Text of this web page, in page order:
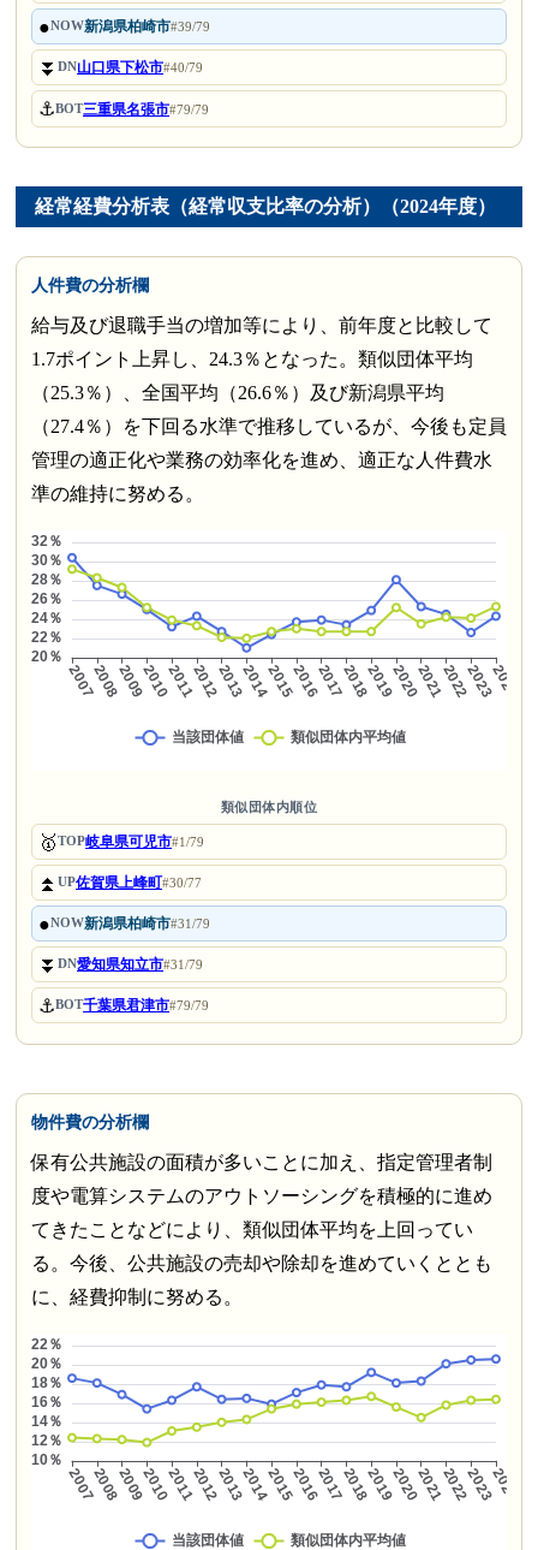
●NOW新潟県柏崎市#39/79
⏬DN山口県下松市#40/79
⚓BOT三重県名張市#79/79
経常経費分析表（経常収支比率の分析）（2024年度）
人件費の分析欄
給与及び退職手当の増加等により、前年度と比較して
1.7ポイント上昇し、24.3％となった。類似団体平均
（25.3％）、全国平均（26.6％）及び新潟県平均
（27.4％）を下回る水準で推移しているが、今後も定員
管理の適正化や業務の効率化を進め、適正な人件費水
準の維持に努める。
類似団体内順位
🥇TOP岐阜県可児市#1/79
⏫UP佐賀県上峰町#30/77
●NOW新潟県柏崎市#31/79
⏬DN愛知県知立市#31/79
⚓BOT千葉県君津市#79/79
物件費の分析欄
保有公共施設の面積が多いことに加え、指定管理者制
度や電算システムのアウトソーシングを積極的に進め
てきたことなどにより、類似団体平均を上回ってい
る。今後、公共施設の売却や除却を進めていくととも
に、経費抑制に努める。